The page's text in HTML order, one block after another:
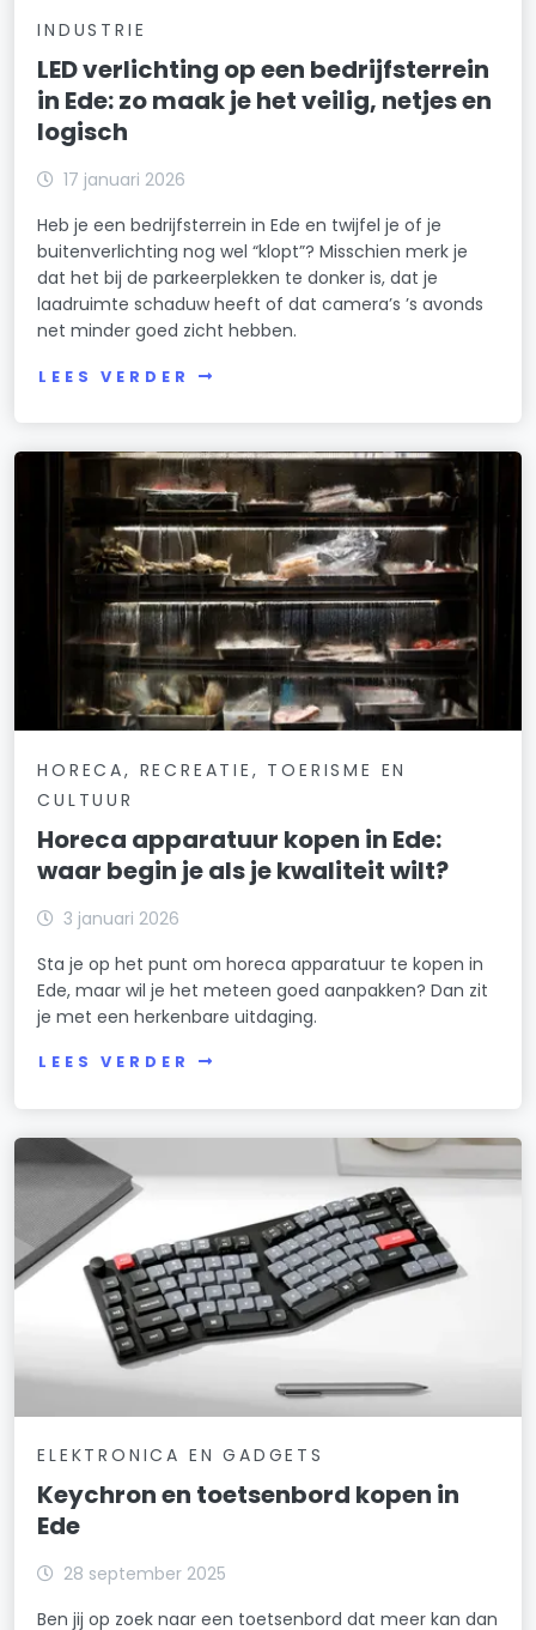
INDUSTRIE
LED verlichting op een bedrijfsterrein
in Ede: zo maak je het veilig, netjes en
logisch
17 januari 2026
Heb je een bedrijfsterrein in Ede en twijfel je of je
buitenverlichting nog wel “klopt”? Misschien merk je
dat het bij de parkeerplekken te donker is, dat je
laadruimte schaduw heeft of dat camera’s ’s avonds
net minder goed zicht hebben.
LEES VERDER
HORECA, RECREATIE, TOERISME EN
CULTUUR
Horeca apparatuur kopen in Ede:
waar begin je als je kwaliteit wilt?
3 januari 2026
Sta je op het punt om horeca apparatuur te kopen in
Ede, maar wil je het meteen goed aanpakken? Dan zit
je met een herkenbare uitdaging.
LEES VERDER
ELEKTRONICA EN GADGETS
Keychron en toetsenbord kopen in
Ede
28 september 2025
Ben jij op zoek naar een toetsenbord dat meer kan dan